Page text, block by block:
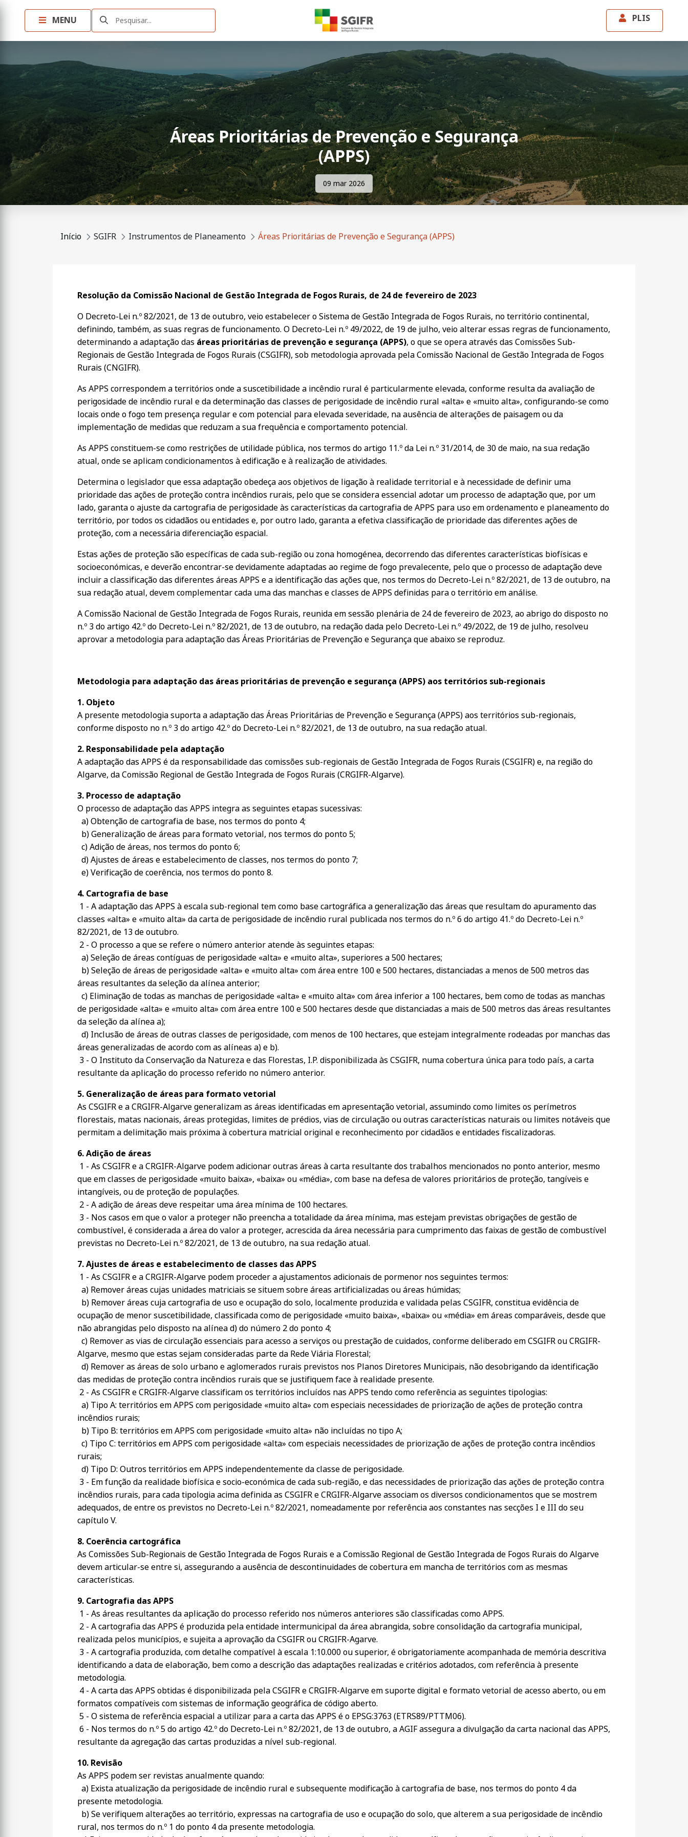
MENU Pesquisar... PLIS
Áreas Prioritárias de Prevenção e Segurança
(APPS)
09 mar 2026
Início SGIFR Instrumentos de Planeamento Áreas Prioritárias de Prevenção e Segurança (APPS)
Resolução da Comissão Nacional de Gestão Integrada de Fogos Rurais, de 24 de fevereiro de 2023
O Decreto-Lei n.º 82/2021, de 13 de outubro, veio estabelecer o Sistema de Gestão Integrada de Fogos Rurais, no território continental,
definindo, também, as suas regras de funcionamento. O Decreto-Lei n.º 49/2022, de 19 de julho, veio alterar essas regras de funcionamento,
determinando a adaptação das áreas prioritárias de prevenção e segurança (APPS), o que se opera através das Comissões Sub-
Regionais de Gestão Integrada de Fogos Rurais (CSGIFR), sob metodologia aprovada pela Comissão Nacional de Gestão Integrada de Fogos
Rurais (CNGIFR).
As APPS correspondem a territórios onde a suscetibilidade a incêndio rural é particularmente elevada, conforme resulta da avaliação de
perigosidade de incêndio rural e da determinação das classes de perigosidade de incêndio rural «alta» e «muito alta», configurando-se como
locais onde o fogo tem presença regular e com potencial para elevada severidade, na ausência de alterações de paisagem ou da
implementação de medidas que reduzam a sua frequência e comportamento potencial.
As APPS constituem-se como restrições de utilidade pública, nos termos do artigo 11.º da Lei n.º 31/2014, de 30 de maio, na sua redação
atual, onde se aplicam condicionamentos à edificação e à realização de atividades.
Determina o legislador que essa adaptação obedeça aos objetivos de ligação à realidade territorial e à necessidade de definir uma
prioridade das ações de proteção contra incêndios rurais, pelo que se considera essencial adotar um processo de adaptação que, por um
lado, garanta o ajuste da cartografia de perigosidade às características da cartografia de APPS para uso em ordenamento e planeamento do
território, por todos os cidadãos ou entidades e, por outro lado, garanta a efetiva classificação de prioridade das diferentes ações de
proteção, com a necessária diferenciação espacial.
Estas ações de proteção são específicas de cada sub-região ou zona homogénea, decorrendo das diferentes características biofísicas e
socioeconómicas, e deverão encontrar-se devidamente adaptadas ao regime de fogo prevalecente, pelo que o processo de adaptação deve
incluir a classificação das diferentes áreas APPS e a identificação das ações que, nos termos do Decreto-Lei n.º 82/2021, de 13 de outubro, na
sua redação atual, devem complementar cada uma das manchas e classes de APPS definidas para o território em análise.
A Comissão Nacional de Gestão Integrada de Fogos Rurais, reunida em sessão plenária de 24 de fevereiro de 2023, ao abrigo do disposto no
n.º 3 do artigo 42.º do Decreto-Lei n.º 82/2021, de 13 de outubro, na redação dada pelo Decreto-Lei n.º 49/2022, de 19 de julho, resolveu
aprovar a metodologia para adaptação das Áreas Prioritárias de Prevenção e Segurança que abaixo se reproduz.
Metodologia para adaptação das áreas prioritárias de prevenção e segurança (APPS) aos territórios sub-regionais
1. Objeto
A presente metodologia suporta a adaptação das Áreas Prioritárias de Prevenção e Segurança (APPS) aos territórios sub-regionais,
conforme disposto no n.º 3 do artigo 42.º do Decreto-Lei n.º 82/2021, de 13 de outubro, na sua redação atual.
2. Responsabilidade pela adaptação
A adaptação das APPS é da responsabilidade das comissões sub-regionais de Gestão Integrada de Fogos Rurais (CSGIFR) e, na região do
Algarve, da Comissão Regional de Gestão Integrada de Fogos Rurais (CRGIFR-Algarve).
3. Processo de adaptação
O processo de adaptação das APPS integra as seguintes etapas sucessivas:
a) Obtenção de cartografia de base, nos termos do ponto 4;
b) Generalização de áreas para formato vetorial, nos termos do ponto 5;
c) Adição de áreas, nos termos do ponto 6;
d) Ajustes de áreas e estabelecimento de classes, nos termos do ponto 7;
e) Verificação de coerência, nos termos do ponto 8.
4. Cartografia de base
1 - A adaptação das APPS à escala sub-regional tem como base cartográfica a generalização das áreas que resultam do apuramento das
classes «alta» e «muito alta» da carta de perigosidade de incêndio rural publicada nos termos do n.º 6 do artigo 41.º do Decreto-Lei n.º
82/2021, de 13 de outubro.
2 - O processo a que se refere o número anterior atende às seguintes etapas:
a) Seleção de áreas contíguas de perigosidade «alta» e «muito alta», superiores a 500 hectares;
b) Seleção de áreas de perigosidade «alta» e «muito alta» com área entre 100 e 500 hectares, distanciadas a menos de 500 metros das
áreas resultantes da seleção da alínea anterior;
c) Eliminação de todas as manchas de perigosidade «alta» e «muito alta» com área inferior a 100 hectares, bem como de todas as manchas
de perigosidade «alta» e «muito alta» com área entre 100 e 500 hectares desde que distanciadas a mais de 500 metros das áreas resultantes
da seleção da alínea a);
d) Inclusão de áreas de outras classes de perigosidade, com menos de 100 hectares, que estejam integralmente rodeadas por manchas das
áreas generalizadas de acordo com as alíneas a) e b).
3 - O Instituto da Conservação da Natureza e das Florestas, I.P. disponibilizada às CSGIFR, numa cobertura única para todo país, a carta
resultante da aplicação do processo referido no número anterior.
5. Generalização de áreas para formato vetorial
As CSGIFR e a CRGIFR-Algarve generalizam as áreas identificadas em apresentação vetorial, assumindo como limites os perímetros
florestais, matas nacionais, áreas protegidas, limites de prédios, vias de circulação ou outras características naturais ou limites notáveis que
permitam a delimitação mais próxima à cobertura matricial original e reconhecimento por cidadãos e entidades fiscalizadoras.
6. Adição de áreas
1 - As CSGIFR e a CRGIFR-Algarve podem adicionar outras áreas à carta resultante dos trabalhos mencionados no ponto anterior, mesmo
que em classes de perigosidade «muito baixa», «baixa» ou «média», com base na defesa de valores prioritários de proteção, tangíveis e
intangíveis, ou de proteção de populações.
2 - A adição de áreas deve respeitar uma área mínima de 100 hectares.
3 - Nos casos em que o valor a proteger não preencha a totalidade da área mínima, mas estejam previstas obrigações de gestão de
combustível, é considerada a área do valor a proteger, acrescida da área necessária para cumprimento das faixas de gestão de combustível
previstas no Decreto-Lei n.º 82/2021, de 13 de outubro, na sua redação atual.
7. Ajustes de áreas e estabelecimento de classes das APPS
1 - As CSGIFR e a CRGIFR-Algarve podem proceder a ajustamentos adicionais de pormenor nos seguintes termos:
a) Remover áreas cujas unidades matriciais se situem sobre áreas artificializadas ou áreas húmidas;
b) Remover áreas cuja cartografia de uso e ocupação do solo, localmente produzida e validada pelas CSGIFR, constitua evidência de
ocupação de menor suscetibilidade, classificada como de perigosidade «muito baixa», «baixa» ou «média» em áreas comparáveis, desde que
não abrangidas pelo disposto na alínea d) do número 2 do ponto 4;
c) Remover as vias de circulação essenciais para acesso a serviços ou prestação de cuidados, conforme deliberado em CSGIFR ou CRGIFR-
Algarve, mesmo que estas sejam consideradas parte da Rede Viária Florestal;
d) Remover as áreas de solo urbano e aglomerados rurais previstos nos Planos Diretores Municipais, não desobrigando da identificação
das medidas de proteção contra incêndios rurais que se justifiquem face à realidade presente.
2 - As CSGIFR e CRGIFR-Algarve classificam os territórios incluídos nas APPS tendo como referência as seguintes tipologias:
a) Tipo A: territórios em APPS com perigosidade «muito alta» com especiais necessidades de priorização de ações de proteção contra
incêndios rurais;
b) Tipo B: territórios em APPS com perigosidade «muito alta» não incluídas no tipo A;
c) Tipo C: territórios em APPS com perigosidade «alta» com especiais necessidades de priorização de ações de proteção contra incêndios
rurais;
d) Tipo D: Outros territórios em APPS independentemente da classe de perigosidade.
3 - Em função da realidade biofísica e socio-económica de cada sub-região, e das necessidades de priorização das ações de proteção contra
incêndios rurais, para cada tipologia acima definida as CSGIFR e CRGIFR-Algarve associam os diversos condicionamentos que se mostrem
adequados, de entre os previstos no Decreto-Lei n.º 82/2021, nomeadamente por referência aos constantes nas secções I e III do seu
capítulo V.
8. Coerência cartográfica
As Comissões Sub-Regionais de Gestão Integrada de Fogos Rurais e a Comissão Regional de Gestão Integrada de Fogos Rurais do Algarve
devem articular-se entre si, assegurando a ausência de descontinuidades de cobertura em mancha de territórios com as mesmas
características.
9. Cartografia das APPS
1 - As áreas resultantes da aplicação do processo referido nos números anteriores são classificadas como APPS.
2 - A cartografia das APPS é produzida pela entidade intermunicipal da área abrangida, sobre consolidação da cartografia municipal,
realizada pelos municípios, e sujeita a aprovação da CSGIFR ou CRGIFR-Agarve.
3 - A cartografia produzida, com detalhe compatível à escala 1:10.000 ou superior, é obrigatoriamente acompanhada de memória descritiva
identificando a data de elaboração, bem como a descrição das adaptações realizadas e critérios adotados, com referência à presente
metodologia.
4 - A carta das APPS obtidas é disponibilizada pela CSGIFR e CRGIFR-Algarve em suporte digital e formato vetorial de acesso aberto, ou em
formatos compatíveis com sistemas de informação geográfica de código aberto.
5 - O sistema de referência espacial a utilizar para a carta das APPS é o EPSG:3763 (ETRS89/PTTM06).
6 - Nos termos do n.º 5 do artigo 42.º do Decreto-Lei n.º 82/2021, de 13 de outubro, a AGIF assegura a divulgação da carta nacional das APPS,
resultante da agregação das cartas produzidas a nível sub-regional.
10. Revisão
As APPS podem ser revistas anualmente quando:
a) Exista atualização da perigosidade de incêndio rural e subsequente modificação à cartografia de base, nos termos do ponto 4 da
presente metodologia.
b) Se verifiquem alterações ao território, expressas na cartografia de uso e ocupação do solo, que alterem a sua perigosidade de incêndio
rural, nos termos do n.º 1 do ponto 4 da presente metodologia.